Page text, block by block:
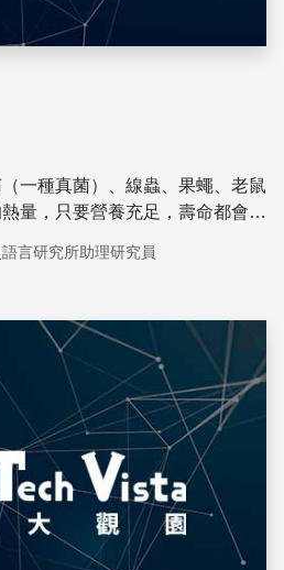
一種真菌）、線蟲、果蠅、老鼠
量，只要營養充足，壽命都會延
言研究所助理研究員
儲存